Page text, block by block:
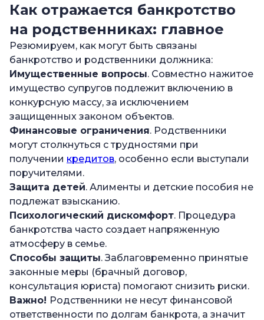
Как отражается банкротство
на родственниках: главное
Резюмируем, как могут быть связаны
банкротство и родственники должника:
Имущественные вопросы. Совместно нажитое
имущество супругов подлежит включению в
конкурсную массу, за исключением
защищенных законом объектов.
Финансовые ограничения. Родственники
могут столкнуться с трудностями при
получении кредитов, особенно если выступали
поручителями.
Защита детей. Алименты и детские пособия не
подлежат взысканию.
Психологический дискомфорт. Процедура
банкротства часто создает напряженную
атмосферу в семье.
Способы защиты. Заблаговременно принятые
законные меры (брачный договор,
консультация юриста) помогают снизить риски.
Важно! Родственники не несут финансовой
ответственности по долгам банкрота, а значит